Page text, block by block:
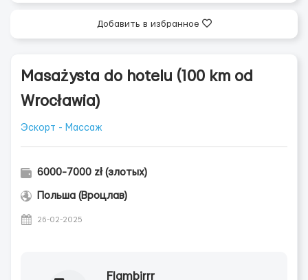
Добавить в избранное
Masażysta do hotelu (100 km od
Wrocławia)
Эскорт - Массаж
6000-7000 zł (злотых)
Польша (Вроцлав)
26-02-2025
Flambirrr